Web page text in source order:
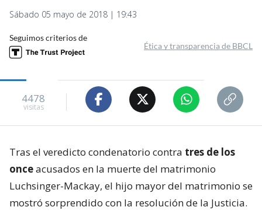
Sábado 05 mayo de 2018 | 19:43
Seguimos criterios de
Ética y transparencia de BBCL
4478
visitas
Tras el veredicto condenatorio contra tres de los
onceacusados en la muerte del matrimonio
Luchsinger-Mackay, el hijo mayor del matrimonio se
mostró sorprendido con la resolución de la Justicia.